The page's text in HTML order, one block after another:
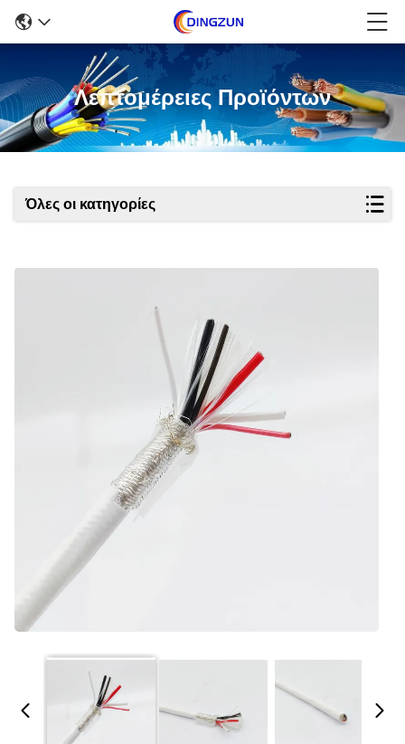
Λεπτομέρειες Προϊόντων
Όλες οι κατηγορίες